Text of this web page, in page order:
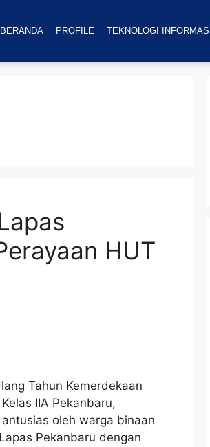
BERANDA PROFILE TEKNOLOGI INFORMASI
HUT
Tahun Kemerdekaan
IIA Pekanbaru,
oleh warga binaan
Pekanbaru dengan